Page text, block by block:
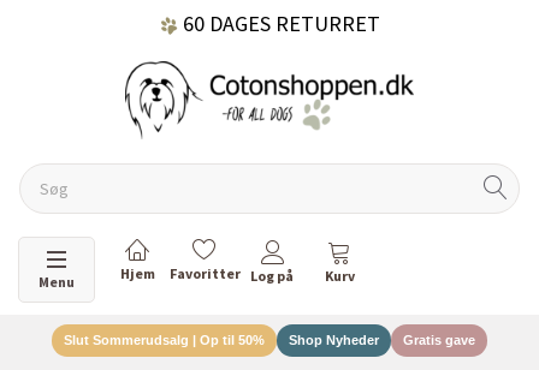
60 DAGES RETURRET
Skifte navigation
Menu
Slut Sommerudsalg | Op til 50% Shop Nyheder Gratis gave